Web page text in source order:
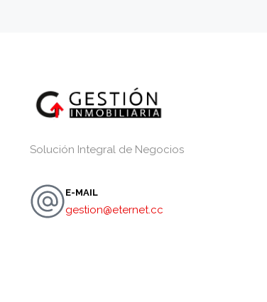
Solución Integral de Negocios
E-MAIL
gestion@eternet.cc